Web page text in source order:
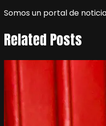
Somos un portal de
Related Posts